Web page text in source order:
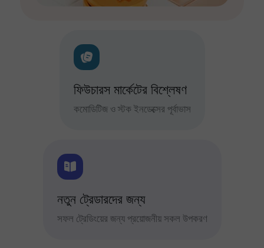
ফিউচারস মার্কেটের বিশ্লেষণ
কমোডিটিজ ও স্টক ইনডেক্সের পূর্বাভাস
নতুন ট্রেডারদের জন্য
সফল ট্রেডিংয়ের জন্য প্রয়োজনীয় সকল উপকরণ